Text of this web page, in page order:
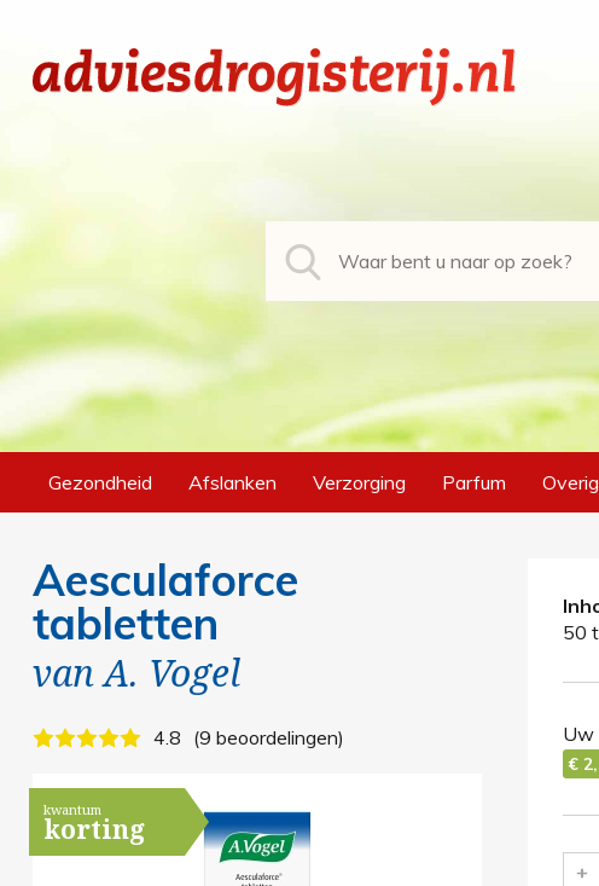
Gezondheid Afslanken Verzorging Parfum
Aesculaforce
tabletten
vanA. Vogel
4.8 9 beoordelingen
kwantum
korting
50
Uw
€
+